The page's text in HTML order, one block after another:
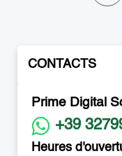
CONTACTS
Prime Digital
+39
Heures